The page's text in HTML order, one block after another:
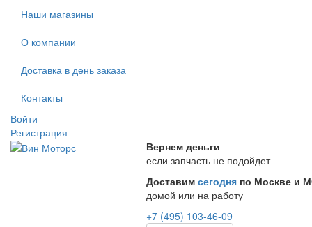
Наши магазины
О компании
Доставка в день заказа
Контакты
Войти
Регистрация
Вернем деньги
если запчасть не подойдет
Доставим сегодня по Москве и
домой или на работу
+7 (495) 103-46-09